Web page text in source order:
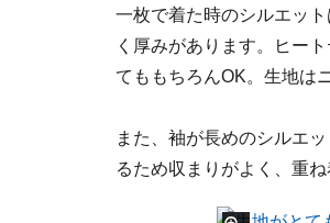
一枚で着た時のシルエッ
く厚みがあります。ヒー
てももちろんOK。生地は
また、袖が長めのシルエ
るため収まりがよく、重